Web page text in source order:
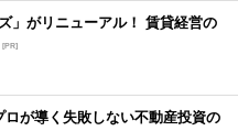
」がリニューアル！ 賃貸経営の
ロが導く失敗しない不動産投資の